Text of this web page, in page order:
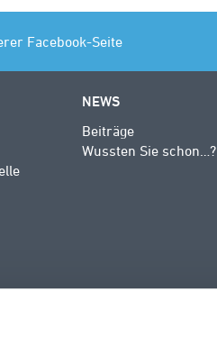
Facebook-Seite
NEWS
Beiträge
Wussten Sie schon…?